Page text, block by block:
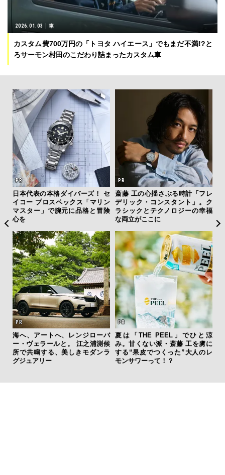
2026.01.03 車
カスタム費700万円の「トヨタ ハイエース」でもまだ不満!?と
ろサーモン村田のこだわり詰まったカスタム車
日本代表の本格ダイバーズ！ セ
イコー プロスペックス「マリン
マスター」で腕元に品格と冒険
心を
斎藤 工の心揺さぶる時計「フレ
デリック・コンスタント」。ク
ラシックとテクノロジーの幸福
な両立がここに
海へ、アートへ、レンジローバ
ー・ヴェラールと。 江之浦測候
所で共鳴する、美しきモダンラ
グジュアリー
夏は「THE PEEL」でひと涼
み。甘くない派・斎藤 工を虜に
する“果皮でつくった”大人のレ
モンサワーって！？
y